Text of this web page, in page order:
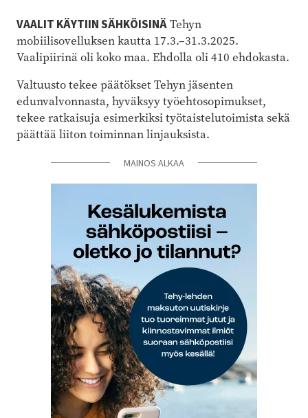
VAALIT KÄYTIIN SÄHKÖISINÄTehyn
mobiilisovelluksen kautta 17.3.–31.3.2025.
Vaalipiirinä oli koko maa. Ehdolla oli 410 ehdokasta.
Valtuusto tekee päätökset Tehyn jäsenten
edunvalvonnasta, hyväksyy työehtosopimukset,
tekee ratkaisuja esimerkiksi työtaistelutoimista sekä
päättää liiton toiminnan linjauksista.
MAINOS ALKAA